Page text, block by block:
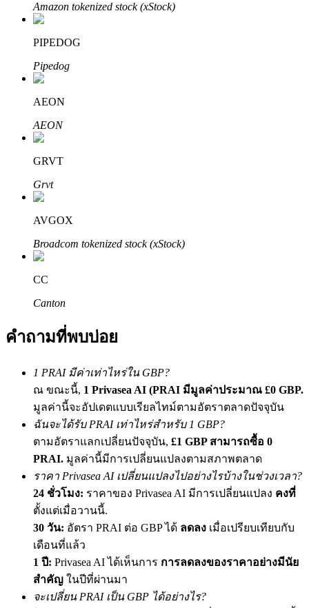
พันธมิตร Bitrue
มากถึง 65% คอมมิชชั่น!
การแนะนำ
เชิญเพื่อนเพื่อรับรางวัลเงินสด
BTC Welcome Rewards
BTC Welcome Rewards
Deposit & Trade BTC to Share 25000 USDT prize pool!
Deposit CASHCAT & Win
Amazon tokenized stock (xStock)
PIPEDOG
Pipedog
AEON
AEON
GRVT
Grvt
AVGOX
Broadcom tokenized stock (xStock)
CC
Canton
คำถามที่พบบ่อย
1 PRAI มีค่าเท่าไหร่ใน GBP?
ณ ขณะนี้, 1 Privasea AI (PRAI มีมูลค่าประมาณ £0 GBP.
มูลค่านี้จะอัปเดตแบบเรียลไทม์ตามอัตราตลาดปัจจุบัน
ฉันจะได้รับ PRAI เท่าไหร่สำหรับ 1 GBP?
ตามอัตราแลกเปลี่ยนปัจจุบัน, £1 GBP สามารถซื้อ 0
PRAI. มูลค่านี้มีการเปลี่ยนแปลงตามสภาพตลาด
ราคา Privasea AI เปลี่ยนแปลงไปอย่างไรบ้างในช่วงเวลา?
24 ชั่วโมง: ราคาของ Privasea AI มีการเปลี่ยนแปลง คงที่
ตั้งแต่เมื่อวานนี้.
30 วัน: อัตรา PRAI ต่อ GBP ได้ ลดลง เมื่อเปรียบเทียบกับ
เดือนที่แล้ว
1 ปี: Privasea AI ได้เห็นการ การลดลงของราคาอย่างมีนัย
สำคัญ ในปีที่ผ่านมา
จะเปลี่ยน PRAI เป็น GBP ได้อย่างไร?